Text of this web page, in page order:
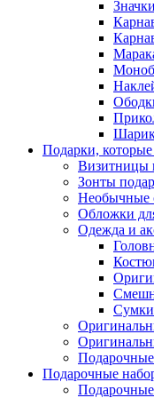
Подарки, которые
Визитницы
Зонты
Необычные
Обложки
Одежда и
Сумки
Подарочные
Подарочные